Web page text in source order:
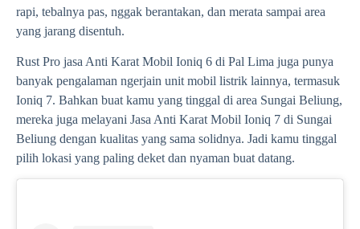
rapi, tebalnya pas, nggak berantakan, dan merata sampai area
yang jarang disentuh.
Rust Pro jasa Anti Karat Mobil Ioniq 6 di Pal Lima juga punya
banyak pengalaman ngerjain unit mobil listrik lainnya, termasuk
Ioniq 7. Bahkan buat kamu yang tinggal di area Sungai Beliung,
mereka juga melayani Jasa Anti Karat Mobil Ioniq 7 di Sungai
Beliung dengan kualitas yang sama solidnya. Jadi kamu tinggal
pilih lokasi yang paling deket dan nyaman buat datang.